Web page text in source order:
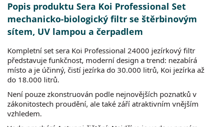
Popis produktu Sera Koi Professional Set
mechanicko-biologický filtr se štěrbinovým
sítem, UV lampou a čerpadlem
Kompletní set sera Koi Professional 24000 jezírkový filtr
představuje funkčnost, moderní design a trend: nezabírá
místo a je účinný, čistí jezírka do 30.000 litrů, Koi jezírka až
do 18.000 litrů.
Není pouze zkonstruován podle nejnovějších poznatků v
zákonitostech proudění, ale také září atraktivním vnějším
vzhledem.